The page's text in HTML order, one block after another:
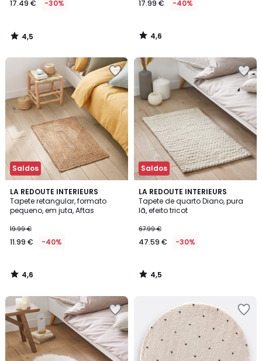
em
de
24.99
desconto
aplicado.
17.49 € -30%
4,5
/
17.99 € -40%
4,6
/
Saldos
LA REDOUTE INTERIEURS
Tapete retangular, formato
pequeno, em juta, Aftas
19.99 €
11.99 € -40%
4,6
/ 5
4,6
/
Saldos
LA REDOUTE INTERIEURS
Tapete de quarto Diano, pura
lã, efeito tricot
67.99 €
47.59 € -30%
4,5
/ 5
4,5
/